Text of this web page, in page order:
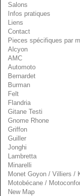
Salons
Infos pratiques
Liens
Contact
Pieces spécifiques par
Alcyon
AMC
Automoto
Bernardet
Burman
Felt
Flandria
Gitane Testi
Gnome Rhone
Griffon
Guiller
Jonghi
Lambretta
Minarelli
Monet Goyon / Villiers /
Motobécane /
New Map